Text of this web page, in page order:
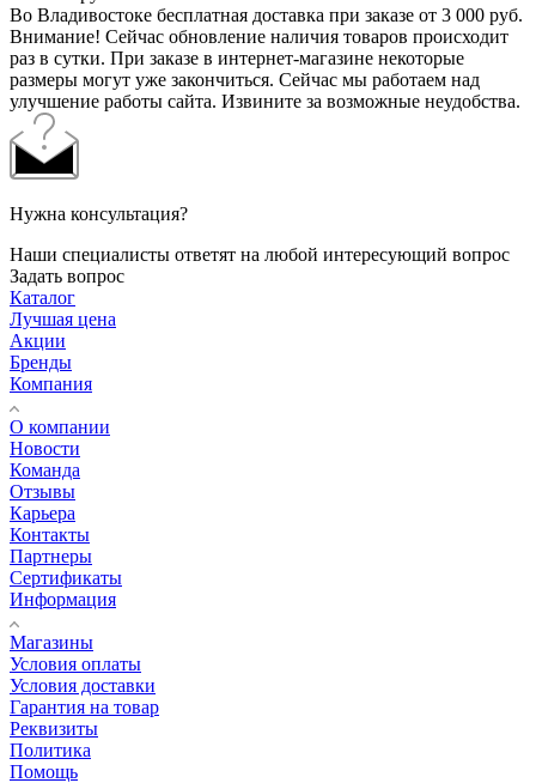
Во Владивостоке бесплатная доставка при заказе от 3 000 руб.
Внимание! Сейчас обновление наличия товаров происходит
раз в сутки. При заказе в интернет-магазине некоторые
размеры могут уже закончиться. Сейчас мы работаем над
улучшение работы сайта. Извините за возможные неудобства.
Нужна консультация?
Наши специалисты ответят на любой интересующий вопрос
Задать вопрос
Каталог
Лучшая цена
Акции
Бренды
Компания
О компании
Новости
Команда
Отзывы
Карьера
Контакты
Партнеры
Сертификаты
Информация
Магазины
Условия оплаты
Условия доставки
Гарантия на товар
Реквизиты
Политика
Помощь